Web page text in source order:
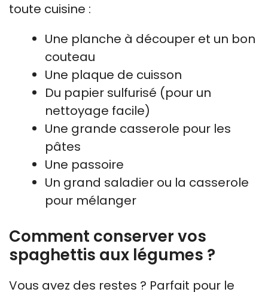
toute cuisine :
Une planche à découper et un bon
couteau
Une plaque de cuisson
Du papier sulfurisé (pour un
nettoyage facile)
Une grande casserole pour les
pâtes
Une passoire
Un grand saladier ou la casserole
pour mélanger
Comment conserver vos
spaghettis aux légumes ?
Vous avez des restes ? Parfait pour le